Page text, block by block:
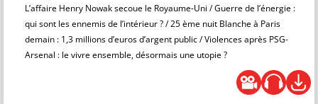
L’affaire Henry Nowak secoue le Royaume-Uni / Guerre de l’énergie :
qui sont les ennemis de l’intérieur ? / 25 ème nuit Blanche à Paris
demain : 1,3 millions d’euros d’argent public / Violences après PSG-
Arsenal : le vivre ensemble, désormais une utopie ?